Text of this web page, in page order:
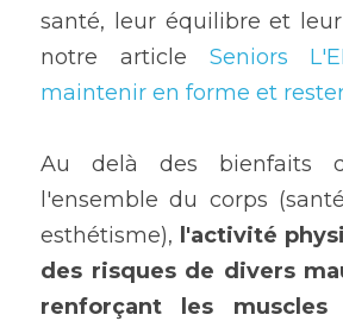
santé, leur équilibre et
notre article Seniors
maintenir en forme et
Au delà des bienfaits
l'ensemble du corps
esthétisme), l'activité
des risques de divers
renforçant les muscles